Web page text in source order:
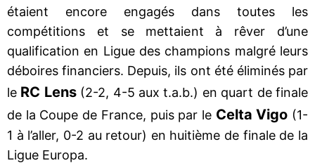
étaient encore engagés dans toutes les
compétitions et se mettaient à rêver d’une
qualification en Ligue des champions malgré leurs
déboires financiers. Depuis, ils ont été éliminés par
le RC Lens(2-2, 4-5 aux t.a.b.) en quart de finale
de la Coupe de France, puis par le Celta Vigo (1-
1 à l’aller, 0-2 au retour) en huitième de finale de la
Ligue Europa.